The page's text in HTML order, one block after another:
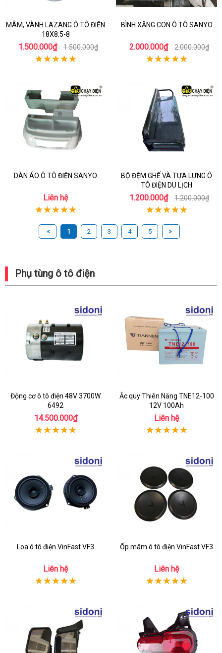
MÂM, VÀNH LAZANG Ô TÔ ĐIỆN
18X8.5-8
1.500.000₫ 1.500.000₫
BÌNH XĂNG CON Ô TÔ SANYO
2.000.000₫ 2.000.000₫
DÀN ÁO Ô TÔ ĐIỆN SANYO
Liên hệ
BỘ ĐỆM GHẾ VÀ TỰA LƯNG Ô
TÔ ĐIỆN DU LỊCH
1.200.000₫ 1.200.000₫
1 2 3 4 5
Phụ tùng ô tô điện
Động cơ ô tô điện 48V 3700W
6492
14.500.000₫
Ắc quy Thiên Năng TNE12-100
12V 100Ah
Liên hệ
Loa ô tô điện VinFast VF3
Liên hệ
Ốp mâm ô tô điện VinFast VF3
Liên hệ